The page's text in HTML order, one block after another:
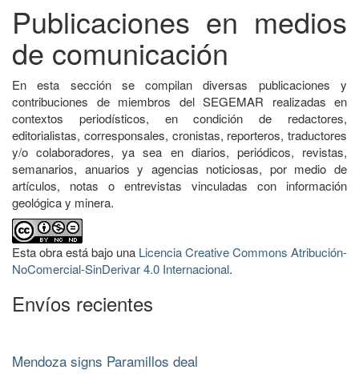
Publicaciones en medios
de comunicación
En esta sección se compilan diversas publicaciones y
contribuciones de miembros del SEGEMAR realizadas en
contextos periodísticos, en condición de redactores,
editorialistas, corresponsales, cronistas, reporteros, traductores
y/o colaboradores, ya sea en diarios, periódicos, revistas,
semanarios, anuarios y agencias noticiosas, por medio de
artículos, notas o entrevistas vinculadas con información
geológica y minera.
Esta obra está bajo una Licencia Creative Commons Atribución-
NoComercial-SinDerivar 4.0 Internacional.
Envíos recientes
Mendoza signs Paramillos deal